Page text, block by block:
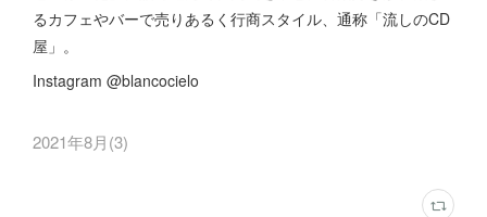
るカフェやバーで売りあるく行商スタイル、通称「流しのCD
屋」。
Instagram @blancocielo
2021年8月(3)